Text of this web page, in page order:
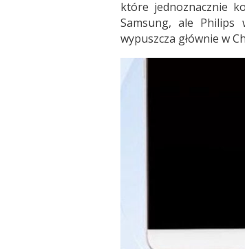
które jednoznacznie
Samsung, ale
wypuszcza głównie w